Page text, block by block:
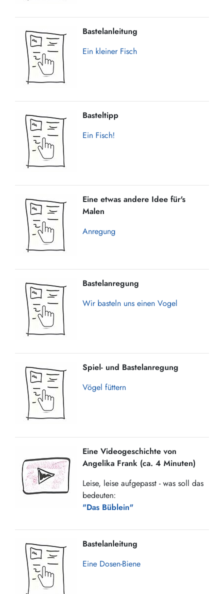
Bastelanleitung
Ein kleiner Fisch
Basteltipp
Ein Fisch!
Eine etwas andere Idee für's
Malen
Anregung
Bastelanregung
Wir basteln uns einen Vogel
Spiel- und Bastelanregung
Vögel füttern
Eine Videogeschichte von
Angelika Frank (ca. 4 Minuten)
Leise, leise aufgepasst - was soll das
bedeuten:
"Das Büblein"
Bastelanleitung
Eine Dosen-Biene